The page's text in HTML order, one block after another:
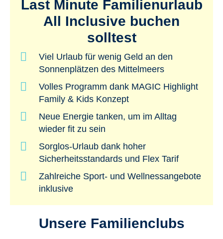
Last Minute Familienurlaub
All Inclusive buchen
solltest
Viel Urlaub für wenig Geld an den
Sonnenplätzen des Mittelmeers
Volles Programm dank MAGIC Highlight
Family & Kids Konzept
Neue Energie tanken, um im Alltag
wieder fit zu sein
Sorglos-Urlaub dank hoher
Sicherheitsstandards und Flex Tarif
Zahlreiche Sport- und Wellnessangebote
inklusive
Unsere Familienclubs